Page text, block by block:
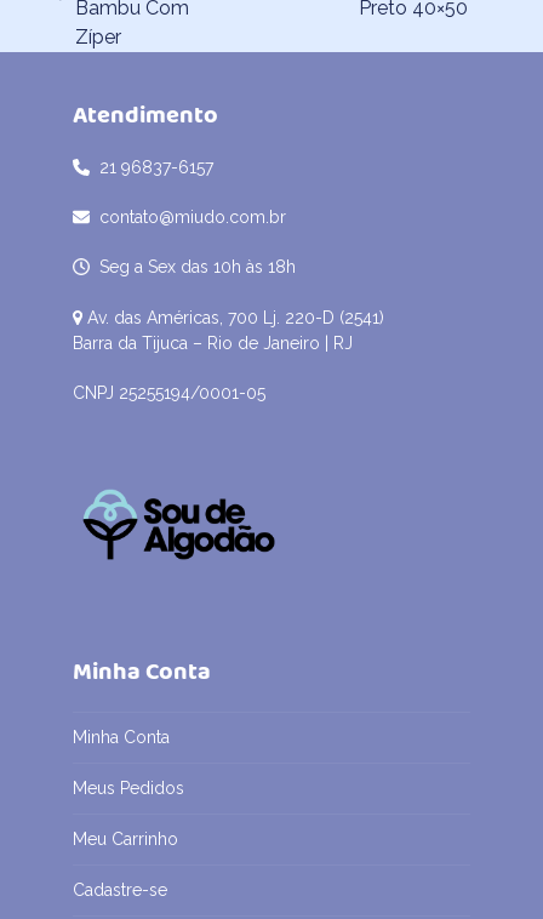
previous
post:
Bambu Com
Zíper
Preto 40×50
Atendimento
21 96837-6157
contato@miudo.com.br
Seg a Sex das 10h às 18h
Av. das Américas, 700 Lj. 220-D (2541)
Barra da Tijuca – Rio de Janeiro | RJ
CNPJ 25255194/0001-05
Minha Conta
Minha Conta
Meus Pedidos
Meu Carrinho
Cadastre-se